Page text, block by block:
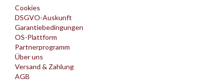
Cookies
DSGVO-Auskunft
Garantiebedingungen
OS-Plattform
Partnerprogramm
Über uns
Versand & Zahlung
AGB